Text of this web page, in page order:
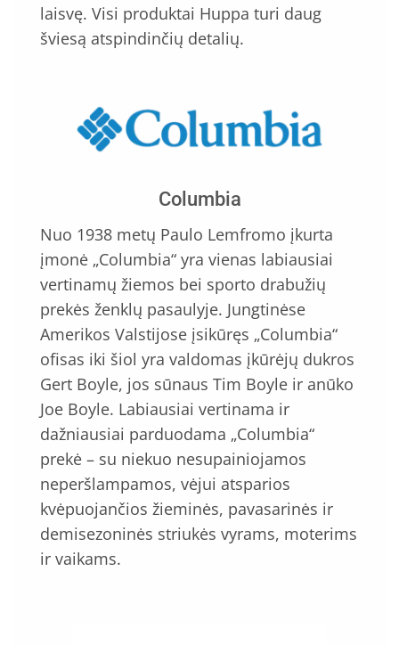
laisvę. Visi produktai Huppa turi daug
šviesą atspindinčių detalių.
Columbia
Nuo 1938 metų Paulo Lemfromo įkurta
įmonė „Columbia“ yra vienas labiausiai
vertinamų žiemos bei sporto drabužių
prekės ženklų pasaulyje. Jungtinėse
Amerikos Valstijose įsikūręs „Columbia“
ofisas iki šiol yra valdomas įkūrėjų dukros
Gert Boyle, jos sūnaus Tim Boyle ir anūko
Joe Boyle. Labiausiai vertinama ir
dažniausiai parduodama „Columbia“
prekė – su niekuo nesupainiojamos
neperšlampamos, vėjui atsparios
kvėpuojančios žieminės, pavasarinės ir
demisezoninės striukės vyrams, moterims
ir vaikams.